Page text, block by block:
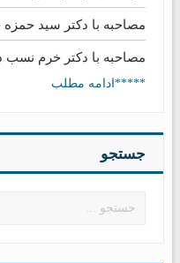
مصاحبه با دکتر سید
مصاحبه با دکتر خرم نسب
*****ادامه مطلب
جستجو